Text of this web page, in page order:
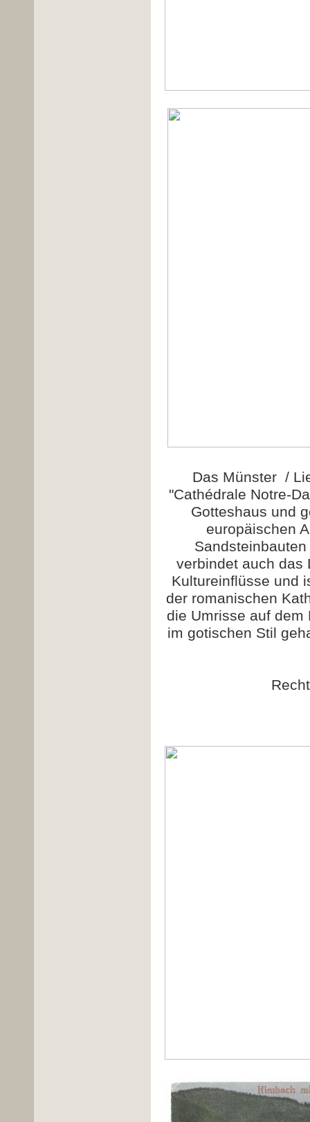
Das Münster /
"Cathédrale Notre-
Gotteshaus und
europäischen
verbindet auch das
Kultureinflüsse und
der romanischen
die Umrisse auf dem
im gotischen Stil